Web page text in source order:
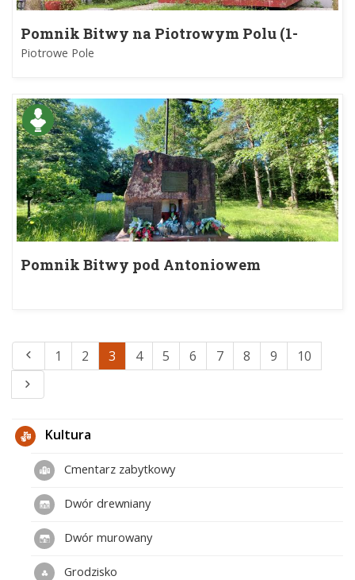
Pomnik Bitwy na Piotrowym Polu (1-
2.10.1944 r.)
Piotrowe Pole
Pomnik Bitwy pod Antoniowem
1 2 3 4 5 6 7 8 9 10
Kultura
Cmentarz zabytkowy
Dwór drewniany
Dwór murowany
Grodzisko